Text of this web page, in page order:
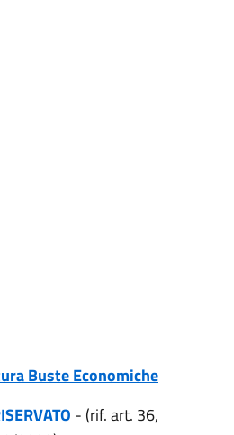
Buste Economiche
- (rif.art. 36,